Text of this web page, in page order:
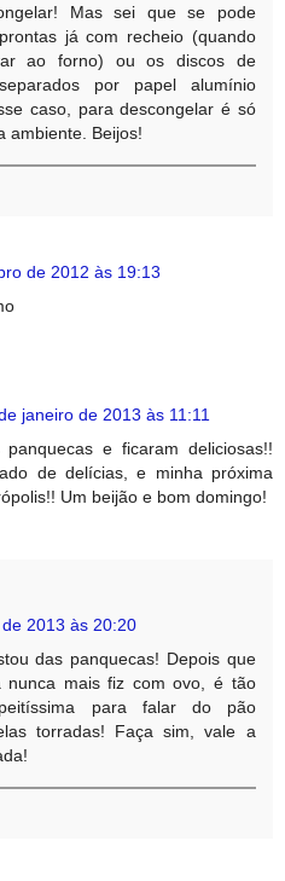
Mas sei que se pode
já com recheio (quando
ao forno) ou os discos de
por papel alumínio
caso, para descongelar é só
ambiente. Beijos!
de 2012 às 19:13
janeiro de 2013 às 11:11
e ficaram deliciosas!!
de delícias, e minha próxima
Um beijão e bom domingo!
2013 às 20:20
das panquecas! Depois que
nunca mais fiz com ovo, é tão
para falar do pão
torradas! Faça sim, vale a